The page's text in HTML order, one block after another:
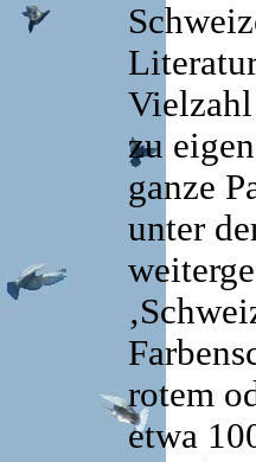
zu
ganze
unter
rotem
etwa